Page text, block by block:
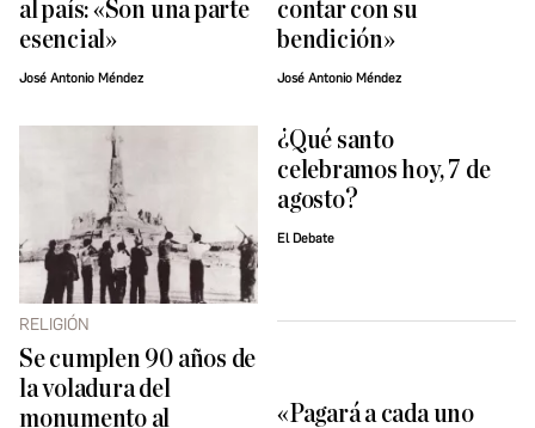
al país: «Son una parte
esencial»
José Antonio Méndez
contar con su
bendición»
José Antonio Méndez
RELIGIÓN
Se cumplen 90 años de
la voladura del
monumento al
¿Qué santo
celebramos hoy, 7 de
agosto?
El Debate
«Pagará a cada uno